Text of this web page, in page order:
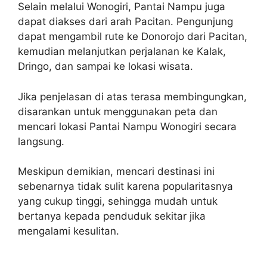
Selain melalui Wonogiri, Pantai Nampu juga
dapat diakses dari arah Pacitan. Pengunjung
dapat mengambil rute ke Donorojo dari Pacitan,
kemudian melanjutkan perjalanan ke Kalak,
Dringo, dan sampai ke lokasi wisata.
Jika penjelasan di atas terasa membingungkan,
disarankan untuk menggunakan peta dan
mencari lokasi Pantai Nampu Wonogiri secara
langsung.
Meskipun demikian, mencari destinasi ini
sebenarnya tidak sulit karena popularitasnya
yang cukup tinggi, sehingga mudah untuk
bertanya kepada penduduk sekitar jika
mengalami kesulitan.